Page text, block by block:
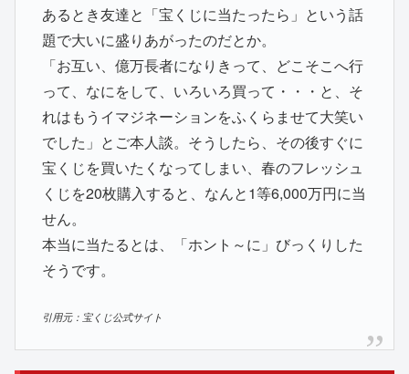
あるとき友達と「宝くじに当たったら」という話
題で大いに盛りあがったのだとか。
「お互い、億万長者になりきって、どこそこへ行
って、なにをして、いろいろ買って・・・と、そ
れはもうイマジネーションをふくらませて大笑い
でした」とご本人談。そうしたら、その後すぐに
宝くじを買いたくなってしまい、春のフレッシュ
くじを20枚購入すると、なんと1等6,000万円に当
せん。
本当に当たるとは、「ホント～に」びっくりした
そうです。
引用元：宝くじ公式サイト